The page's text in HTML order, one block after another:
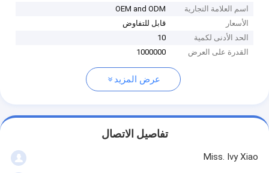
اسم العلامة التجارية
OEM and ODM
الأسعار
قابل للتفاوض
الحد الأدنى لكمية
10
القدرة على العرض
1000000
عرض المزيد
تفاصيل الاتصال
Miss. Ivy Xiao